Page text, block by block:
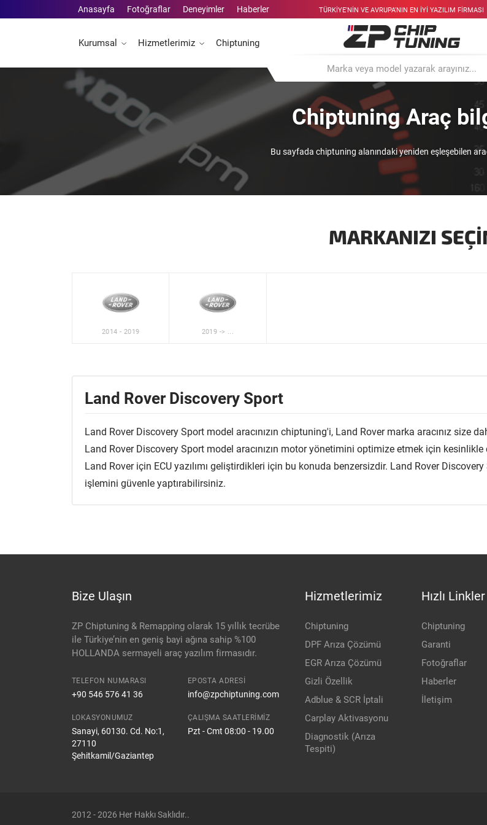
Anasayfa Fotoğraflar Deneyimler Haberler
Kurumsal Hizmetlerimiz Chiptuning
TÜRKIYE'NIN VE AVRUPA'NIN EN IYI YAZILIM FIRMASI
Chiptuning Araç
Bu sayfada chiptuning alanındaki yeniden eşleşebilen
MARKANIZI
2014 - 2019 2019 -> ...
Land Rover Discovery Sport
Land Rover Discovery Sport model aracınızın chiptuning'i, Land Rover marka aracınız size
Land Rover Discovery Sport model aracınızın motor yönetimini optimize etmek için kesinlikle
Land Rover için ECU yazılımı geliştirdikleri için bu konuda benzersizdir. Land Rover
işlemini güvenle yaptırabilirsiniz.
Bize Ulaşın
ZP Chiptuning & Remapping olarak 15 yıllık tecrübe
ile Türkiye’nin en geniş bayi ağına sahip %100
HOLLANDA sermayeli araç yazılım firmasıdır.
TELEFON NUMARASI
+90 546 576 41 36
EPOSTA ADRESI
info@zpchiptuning.com
LOKASYONUMUZ
Sanayi, 60130. Cd. No:1,
27110
Şehitkamil/Gaziantep
ÇALIŞMA SAATLERIMIZ
Pzt - Cmt 08:00 - 19.00
Hizmetlerimiz
Chiptuning
DPF Arıza Çözümü
EGR Arıza Çözümü
Gizli Özellik
Adblue & SCR İptali
Carplay Aktivasyonu
Diagnostik (Arıza
Tespiti)
Hızlı Linkler
Chiptuning
Garanti
Fotoğraflar
Haberler
İletişim
2012 - 2026 Her Hakkı Saklıdır..